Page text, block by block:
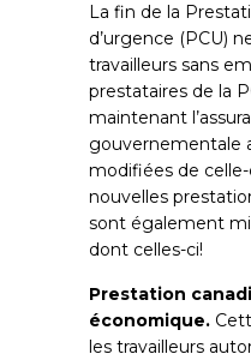
La fin de la
d’urgence (PCU)
travailleurs sans
prestataires de la
maintenant
gouvernementale
modifiées de
nouvelles
sont également
dont celles-ci!
Prestation
économique.
les travailleurs